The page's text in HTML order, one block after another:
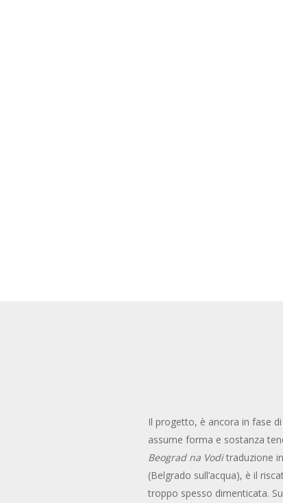
Il progetto, è ancora in fase
assume forma e sostanza
Beograd na Voditraduzione
(Belgrado sull’acqua), è il
troppo spesso dimenticata.